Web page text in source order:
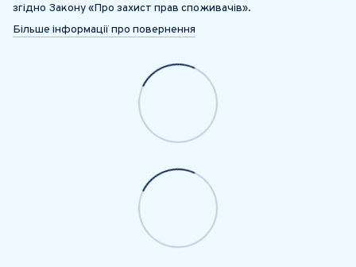
згідно Закону «Про захист прав споживачів».
Більше інформації про повернення